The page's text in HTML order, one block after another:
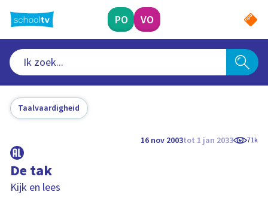
naar
hoofdinhoud
PO VO
Taalvaardigheid
16 nov 2003tot 1 jan 2033 71k
De tak
Kijk en lees